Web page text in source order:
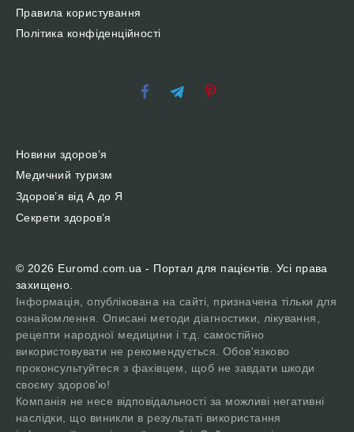
Правила користування
Політика конфіденційності
Новини здоров’я
Медичний туризм
Здоров’я від А до Я
Секрети здоров’я
© 2026 Euromd.com.ua - Портал для пацієнтів. Усі права
захищено.
Інформація, опублікована на сайті, призначена тільки для
ознайомлення. Описані методи діагностики, лікування,
рецепти народної медицини і т.д. самостійно
використовувати не рекомендується. Обов'язково
проконсультуйтеся з фахівцем, щоб не завдати шкоди
своєму здоров'ю!
Компанія не несе відповідальності за можливі негативні
наслідки, що виникли в результаті використання